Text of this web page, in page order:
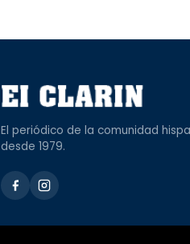
El periódico de la comunidad
desde 1979.